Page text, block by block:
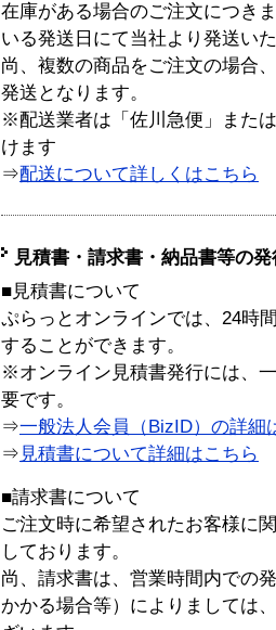
在庫がある場合のご注文につき
いる発送日にて当社より発送い
尚、複数の商品をご注文の場合
発送となります。
※配送業者は「佐川急便」また
けます
⇒配送について詳しくはこちら
見積書・請求書・納品書等の
■見積書について
ぷらっとオンラインでは、24時
することができます。
※オンライン見積書発行には、
要です。
⇒一般法人会員（BizID）の詳細
⇒ 見積書について詳細はこちら
■請求書について
ご注文時に希望されたお客様に
しております。
尚、請求書は、営業時間内での
かかる場合等）によりましては